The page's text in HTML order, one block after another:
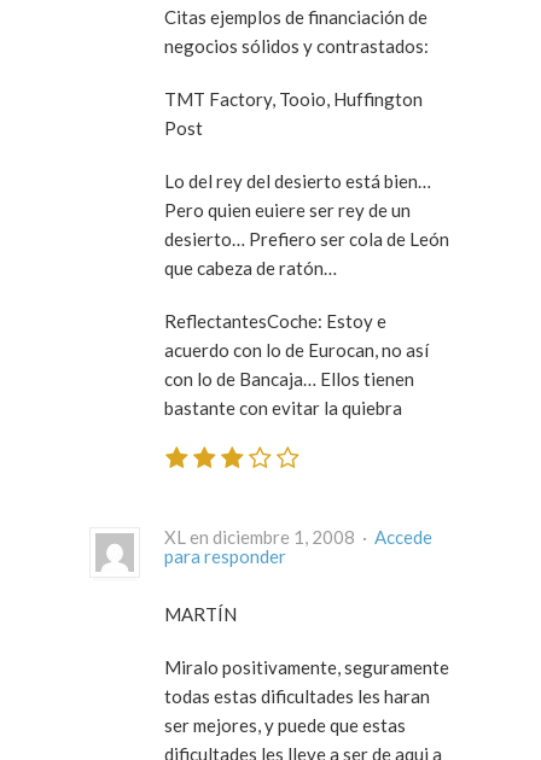
Citas ejemplos de financiación de
negocios sólidos y contrastados:
TMT Factory, Tooio, Huffington
Post
Lo del rey del desierto está bien…
Pero quien euiere ser rey de un
desierto… Prefiero ser cola de León
que cabeza de ratón…
ReflectantesCoche: Estoy e
acuerdo con lo de Eurocan, no así
con lo de Bancaja… Ellos tienen
bastante con evitar la quiebra
XL en diciembre 1, 2008 · Accede
para responder
MARTÍN
Miralo positivamente, seguramente
todas estas dificultades les haran
ser mejores, y puede que estas
dificultades les lleve a ser de aqui a